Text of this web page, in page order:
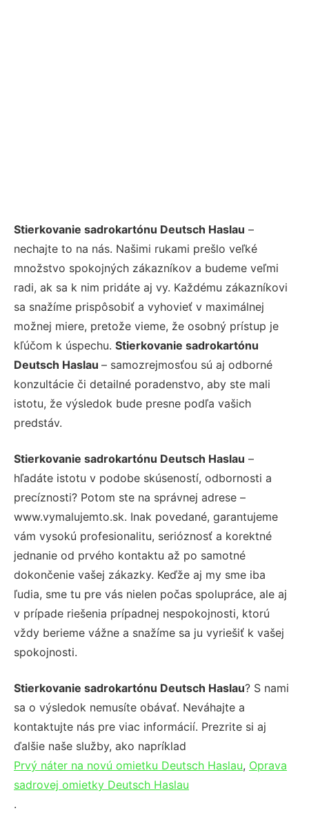
Stierkovanie sadrokartónu Deutsch Haslau –
nechajte to na nás. Našimi rukami prešlo veľké
množstvo spokojných zákazníkov a budeme veľmi
radi, ak sa k nim pridáte aj vy. Každému zákazníkovi
sa snažíme prispôsobiť a vyhovieť v maximálnej
možnej miere, pretože vieme, že osobný prístup je
kľúčom k úspechu. Stierkovanie sadrokartónu
Deutsch Haslau – samozrejmosťou sú aj odborné
konzultácie či detailné poradenstvo, aby ste mali
istotu, že výsledok bude presne podľa vašich
predstáv.
Stierkovanie sadrokartónu Deutsch Haslau –
hľadáte istotu v podobe skúseností, odbornosti a
precíznosti? Potom ste na správnej adrese –
www.vymalujemto.sk. Inak povedané, garantujeme
vám vysokú profesionalitu, serióznosť a korektné
jednanie od prvého kontaktu až po samotné
dokončenie vašej zákazky. Keďže aj my sme iba
ľudia, sme tu pre vás nielen počas spolupráce, ale aj
v prípade riešenia prípadnej nespokojnosti, ktorú
vždy berieme vážne a snažíme sa ju vyriešiť k vašej
spokojnosti.
Stierkovanie sadrokartónu Deutsch Haslau? S nami
sa o výsledok nemusíte obávať. Neváhajte a
kontaktujte nás pre viac informácií. Prezrite si aj
ďalšie naše služby, ako napríklad
Prvý náter na novú omietku Deutsch Haslau, Oprava
sadrovej omietky Deutsch Haslau
.